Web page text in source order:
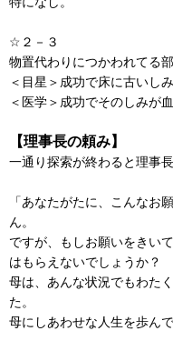
☆２－３
物置代わりにつかわれてる部
＜目星＞成功で床に古いし
＜医学＞成功でそのしみが
【理事長の頼み】
一通り探索が終わると理事
「あなたがたに、こんなお
ん。
ですが、もしお願いをきい
はもらえないでしょうか？
母は、あんな状況でもわた
た。
母にしあわせな人生を歩ん